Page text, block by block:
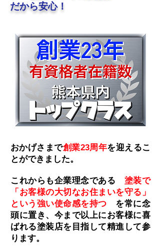
だから安心！
おかげさまで創業23周年を迎えるこ
とができました。
これからも企業理念である 塗装で
「お客様の大切なお住まいを守る」
という強い使命感を持つ を常に念
頭に置き、今まで以上にお客様に喜
ばれる塗装店を目指して精進して参
ります。